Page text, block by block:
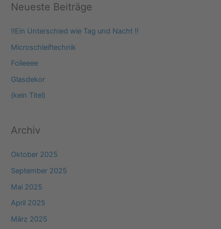
h
e
c
h
Neueste Beiträge
‼️Ein Unterschied wie Tag und Nacht ‼️
Microschleiftechnik
Folieeee
Glasdekor
(kein Titel)
Archiv
Oktober 2025
September 2025
Mai 2025
April 2025
März 2025